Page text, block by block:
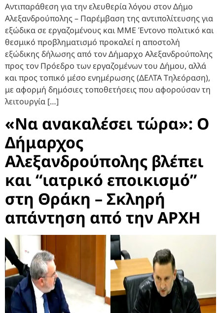
Αντιπαράθεση για την ελευθερία λόγου στον Δήμο
Αλεξανδρούπολης – Παρέμβαση της αντιπολίτευσης για
εξώδικα σε εργαζομένους και ΜΜΕ Έντονο πολιτικό και
θεσμικό προβληματισμό προκαλεί η αποστολή
εξώδικης δήλωσης από τον Δήμαρχο Αλεξανδρούπολης
προς τον Πρόεδρο των εργαζομένων του Δήμου, αλλά
και προς τοπικό μέσο ενημέρωσης (ΔΕΛΤΑ Τηλεόραση),
με αφορμή δημόσιες τοποθετήσεις που αφορούσαν τη
λειτουργία […]
«Να ανακαλέσει τώρα»: Ο
Δήμαρχος
Αλεξανδρούπολης βλέπει
και “ιατρικό εποικισμό”
στη Θράκη – Σκληρή
απάντηση από την ΑΡΧΗ